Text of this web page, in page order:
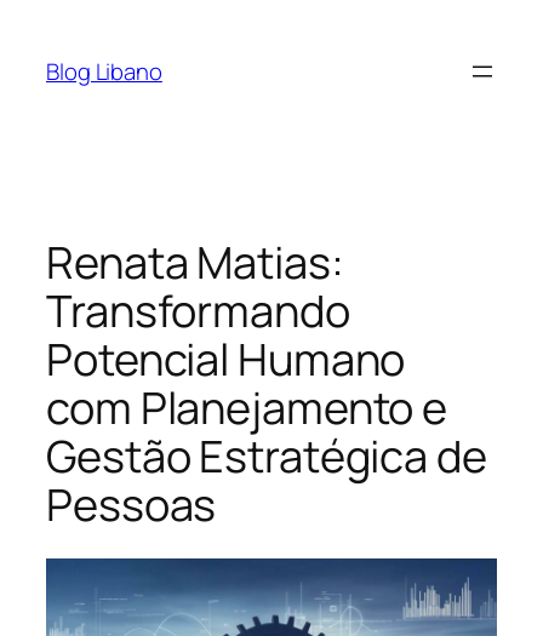
Blog Libano
Renata Matias:
Transformando
Potencial Humano
com Planejamento e
Gestão Estratégica de
Pessoas